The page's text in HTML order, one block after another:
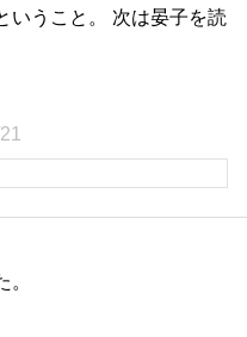
いうこと。 次は晏子を読
。